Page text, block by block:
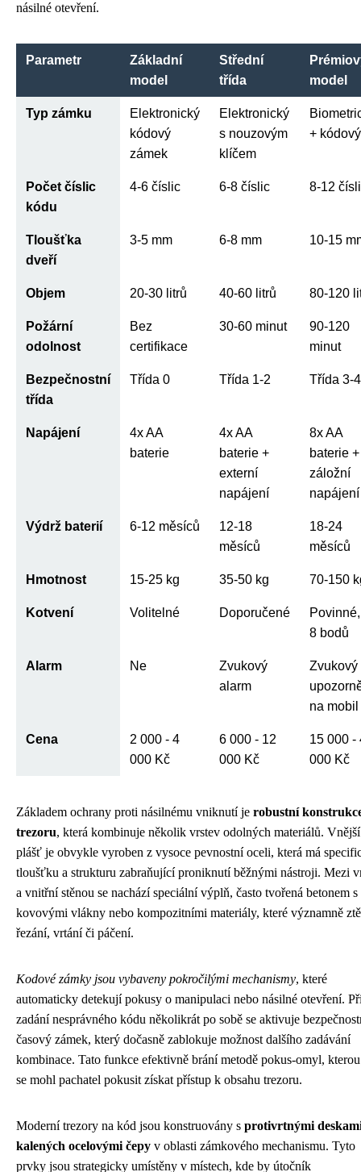
násilné otevření.
Parametr
Základní
model
Střední
třída
model
Typ zámku
Elektronický
kódový
zámek
Elektronický
s nouzovým
klíčem
+ kódový
Počet číslic
kódu
4-6 číslic 6-8 číslic 8-12
Tloušťka
dveří
3-5 mm 6-8 mm 10-15
Objem 20-30 litrů 40-60 litrů 80-120
Požární
odolnost
Bez
certifikace
30-60 minut
90-120
minut
Bezpečnostní
třída
Třída 0 Třída 1-2 Třída 3-4
Napájení
4x AA
baterie
4x AA
baterie +
externí
napájení
8x AA
baterie +
záložní
napájení
Výdrž baterií 6-12 měsíců
12-18
měsíců
18-24
měsíců
Hmotnost 15-25 kg 35-50 kg 70-150
Kotvení Volitelné Doporučené
8 bodů
Alarm Ne
Zvukový
alarm
Zvukový
na mobil
Cena
2 000 - 4
000 Kč
6 000 - 12
000 Kč
15 000 -
000 Kč
Základem ochrany proti násilnému vniknutí je robustní
trezoru, která kombinuje několik vrstev odolných materiálů. Vnější
plášť je obvykle vyroben z vysoce pevnostní oceli, která má
tloušťku a strukturu zabraňující proniknutí běžnými nástroji. Mezi
a vnitřní stěnou se nachází speciální výplň, často tvořená betonem s
kovovými vlákny nebo kompozitními materiály, které významně
řezání, vrtání či páčení.
Kodové zámky jsou vybaveny pokročilými mechanismy, které
automaticky detekují pokusy o manipulaci nebo násilné otevření.
zadání nesprávného kódu několikrát po sobě se aktivuje
časový zámek, který dočasně zablokuje možnost dalšího zadávání
kombinace. Tato funkce efektivně brání metodě pokus-omyl,
se mohl pachatel pokusit získat přístup k obsahu trezoru.
Moderní trezory na kód jsou konstruovány s protivrtnými
kalených ocelovými čepy v oblasti zámkového mechanismu. Tyto
prvky jsou strategicky umístěny v místech, kde by útočník